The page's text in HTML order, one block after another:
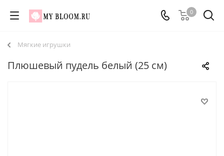
0
Мягкие игрушки
Плюшевый пудель белый (25 см)